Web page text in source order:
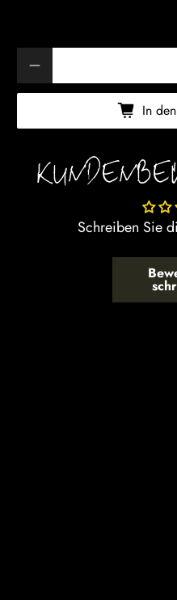
In
Schreiben Sie